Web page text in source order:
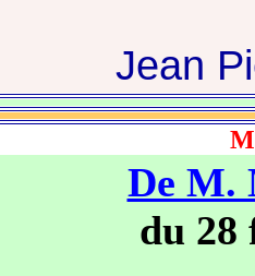
Jean
De M.
du 28